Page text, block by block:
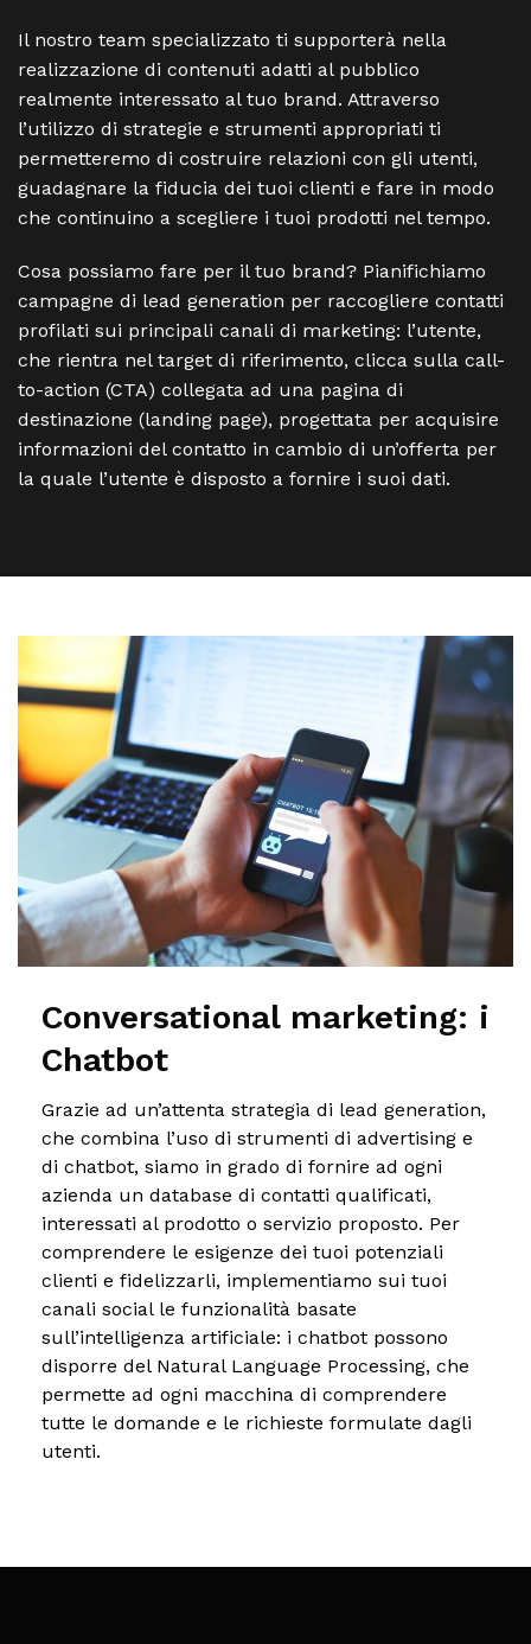
Il nostro team specializzato ti supporterà nella
realizzazione di contenuti adatti al pubblico
realmente interessato al tuo brand. Attraverso
l’utilizzo di strategie e strumenti appropriati ti
permetteremo di costruire relazioni con gli utenti,
guadagnare la fiducia dei tuoi clienti e fare in modo
che continuino a scegliere i tuoi prodotti nel tempo.
Cosa possiamo fare per il tuo brand? Pianifichiamo
campagne di lead generation per raccogliere contatti
profilati sui principali canali di marketing: l’utente,
che rientra nel target di riferimento, clicca sulla call-
to-action (CTA) collegata ad una pagina di
destinazione (landing page), progettata per acquisire
informazioni del contatto in cambio di un’offerta per
la quale l’utente è disposto a fornire i suoi dati.
Conversational marketing: i
Chatbot
Grazie ad un’attenta strategia di lead generation,
che combina l’uso di strumenti di advertising e
di chatbot, siamo in grado di fornire ad ogni
azienda un database di contatti qualificati,
interessati al prodotto o servizio proposto. Per
comprendere le esigenze dei tuoi potenziali
clienti e fidelizzarli, implementiamo sui tuoi
canali social le funzionalità basate
sull’intelligenza artificiale: i chatbot possono
disporre del Natural Language Processing, che
permette ad ogni macchina di comprendere
tutte le domande e le richieste formulate dagli
utenti.